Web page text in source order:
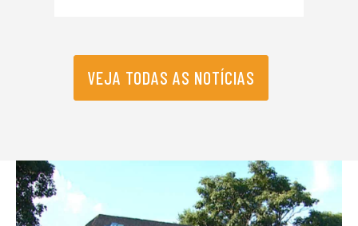
VEJA TODAS AS NOTÍCIAS